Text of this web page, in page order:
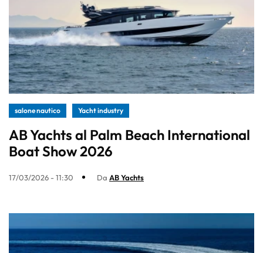
salone nautico Yacht industry
AB Yachts al Palm Beach International
Boat Show 2026
17/03/2026 - 11:30 Da AB Yachts